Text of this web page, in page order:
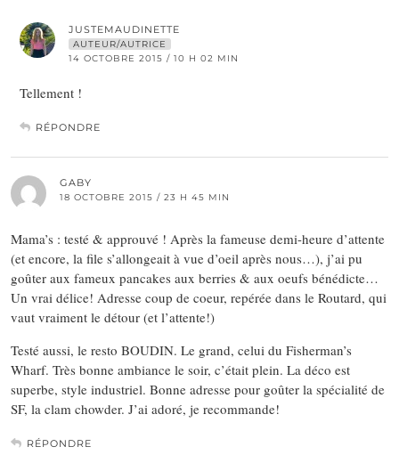
JUSTEMAUDINETTE
AUTEUR/AUTRICE
14 OCTOBRE 2015 / 10 H 02 MIN
Tellement !
RÉPONDRE
GABY
18 OCTOBRE 2015 / 23 H 45 MIN
Mama’s : testé & approuvé ! Après la fameuse demi-heure d’attente
(et encore, la file s’allongeait à vue d’oeil après nous…), j’ai pu
goûter aux fameux pancakes aux berries & aux oeufs bénédicte…
Un vrai délice! Adresse coup de coeur, repérée dans le Routard, qui
vaut vraiment le détour (et l’attente!)
Testé aussi, le resto BOUDIN. Le grand, celui du Fisherman’s
Wharf. Très bonne ambiance le soir, c’était plein. La déco est
superbe, style industriel. Bonne adresse pour goûter la spécialité de
SF, la clam chowder. J’ai adoré, je recommande!
RÉPONDRE